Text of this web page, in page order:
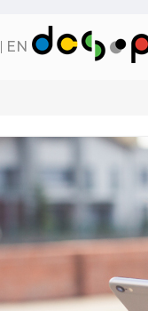
EN
procesy
zarządzania
UCMS
monitorować